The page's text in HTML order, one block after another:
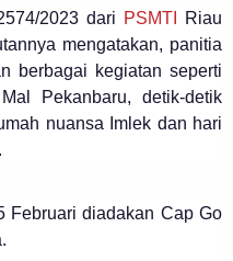
2023 dari PSMTI
Riau
mengatakan, panitia
berbagai kegiatan seperti
Pekanbaru, detik-detik
nuansa Imlek dan hari
Februari diadakan Cap Go